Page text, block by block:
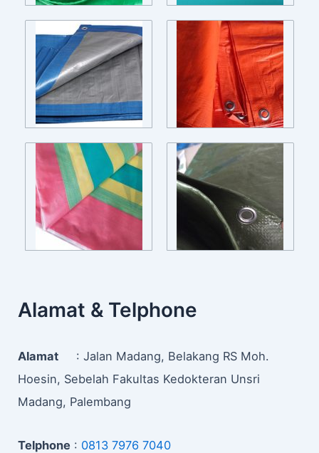
Alamat & Telphone
Alamat : Jalan Madang, Belakang RS Moh.
Hoesin, Sebelah Fakultas Kedokteran Unsri
Madang, Palembang
Telphone : 0813 7976 7040